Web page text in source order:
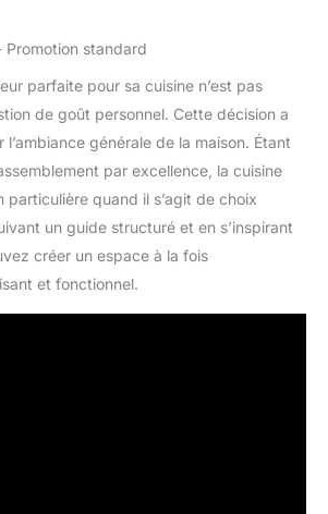
parfaite pour sa cuisine n’est pas
de goût personnel. Cette décision a
générale de la maison. Étant
par excellence, la cuisine
particulière quand il s’agit de choix
un guide structuré et en s’inspirant
créer un espace à la fois
et fonctionnel.